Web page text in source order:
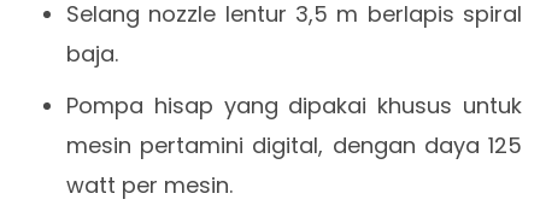
Selang nozzle lentur 3,5 m berlapis spiral
baja.
Pompa hisap yang dipakai khusus untuk
mesin pertamini digital, dengan daya 125
watt per mesin.